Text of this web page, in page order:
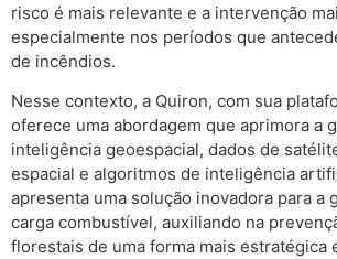
risco é mais relevante e a intervenção
especialmente nos períodos que
de incêndios.
Nesse contexto, a Quiron, com sua
oferece uma abordagem que aprimora a
inteligência geoespacial, dados de
espacial e algoritmos de inteligência
apresenta uma solução inovadora para a
carga combustível, auxiliando na
florestais de uma forma mais estratégica